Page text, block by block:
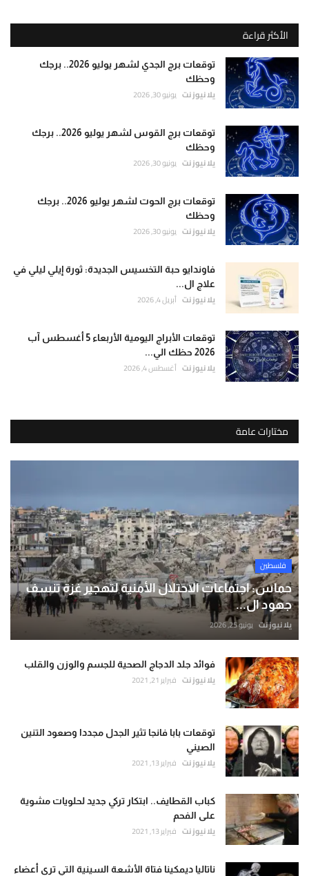
الأكثر قراءة
توقعات برج الجدي لشهر يوليو 2026.. برجك
وحظك
يلا نيوز نت يونيو 30, 2026
توقعات برج القوس لشهر يوليو 2026.. برجك
وحظك
يلا نيوز نت يونيو 30, 2026
توقعات برج الحوت لشهر يوليو 2026.. برجك
وحظك
يلا نيوز نت يونيو 30, 2026
فاوندايو حبة التخسيس الجديدة: ثورة إيلي ليلي في
علاج ال...
يلا نيوز نت أبريل 4, 2026
توقعات الأبراج اليومية الأربعاء 5 أغسطس آب
2026 حظك الي...
يلا نيوز نت أغسطس 4, 2026
مختارات عامة
فلسطين
حماس: اجتماعات الاحتلال الأمنية لتهجير غزة تنسف
جهود ال...
يلا نيوز نت يونيو 25, 2026
فوائد جلد الدجاج الصحية للجسم والوزن والقلب
يلا نيوز نت فبراير 21, 2021
توقعات بابا فانجا تثير الجدل مجددا وصعود التنين
الصيني
يلا نيوز نت فبراير 13, 2021
كباب القطايف.. ابتكار تركي جديد لحلويات مشوية
على الفحم
يلا نيوز نت فبراير 13, 2021
ناتاليا ديمكينا فتاة الأشعة السينية التي ترى أعضاء